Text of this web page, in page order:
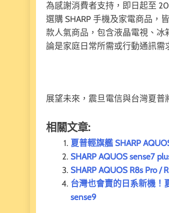
為感謝消費者支持，即日起至
選購 SHARP 手機及家電商品，
款人氣商品，包含液晶電視、冰
論是家庭日常所需或行動通訊需
展望未來，震旦電信與台灣夏普
相關文章:
夏普輕旗艦 SHARP
SHARP AQUOS sense7
SHARP AQUOS R8s Pro
台灣也會賣的日系新機！
sense9